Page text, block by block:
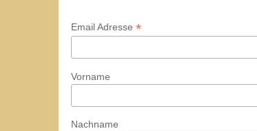
Email Adresse *
Vorname
Nachname